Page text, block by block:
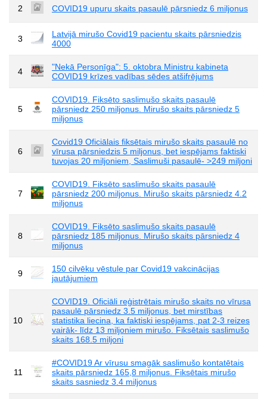
2 COVID19 upuru skaits pasaulē pārsniedz 6 miljonus
3
Latvijā mirušo Covid19 pacientu skaits pārsniedzis
4000
4
"Nekā Personīga": 5. oktobra Ministru kabineta
COVID19 krīzes vadības sēdes atšifrējums
5
COVID19. Fiksēto saslimušo skaits pasaulē
pārsniedz 250 miljonus. Mirušo skaits pārsniedz 5
miljonus
6
Covid19 Oficiālais fiksētais mirušo skaits pasaulē no
vīrusa pārsniedzis 5 miljonus, bet iespējams faktiski
tuvojas 20 miljoniem, Saslimuši pasaulē- >249 miljoni
7
COVID19. Fiksēto saslimušo skaits pasaulē
pārsniedz 200 miljonus. Mirušo skaits pārsniedz 4.2
miljonus
8
COVID19. Fiksēto saslimušo skaits pasaulē
pārsniedz 185 miljonus. Mirušo skaits pārsniedz 4
miljonus
9
150 cilvēku vēstule par Covid19 vakcinācijas
jautājumiem
10
COVID19. Oficiāli reģistrētais mirušo skaits no vīrusa
pasaulē pārsniedz 3.5 miljonus, bet mirstības
statistika liecina, ka faktiski iespējams, pat 2-3 reizes
vairāk- līdz 13 miljoniem mirušo. Fiksētais saslimušo
skaits 168.5 miljoni
11
#COVID19 Ar vīrusu smagāk saslimušo kontatētais
skaits pārsniedz 165,8 miljonus. Fiksētais mirušo
skaits sasniedz 3.4 miljonus